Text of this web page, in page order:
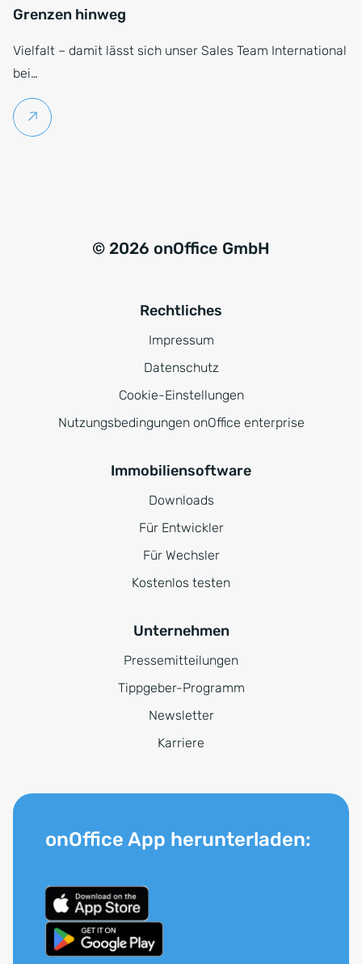
Grenzen hinweg
Vielfalt – damit lässt sich unser Sales Team International
bei…
Weiterlesen
© 2026 onOffice GmbH
Rechtliches
Impressum
Datenschutz
Cookie-Einstellungen
Nutzungsbedingungen onOffice enterprise
Immobiliensoftware
Downloads
Für Entwickler
Für Wechsler
Kostenlos testen
Unternehmen
Pressemitteilungen
Tippgeber-Programm
Newsletter
Karriere
onOffice App herunterladen: